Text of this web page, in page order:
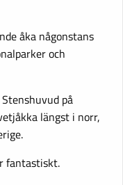
åka någonstans
och
på
längst i norr,
fantastiskt.